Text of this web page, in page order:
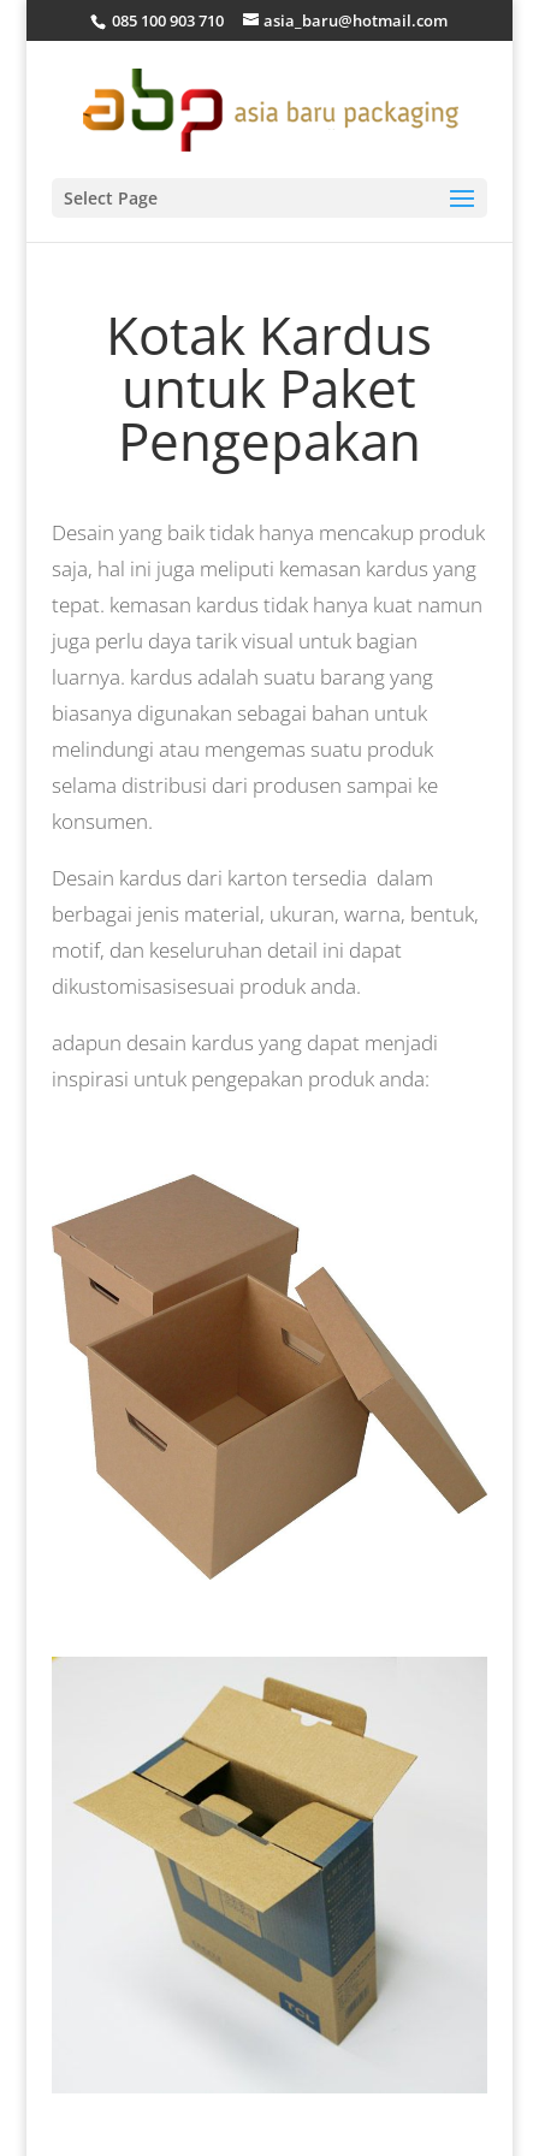
085 100 903 710 asia_baru@hotmail.com
Select Page
Kotak Kardus
untuk Paket
Pengepakan
Desain yang baik tidak hanya mencakup produk
saja, hal ini juga meliputi kemasan kardus yang
tepat. kemasan kardus tidak hanya kuat namun
juga perlu daya tarik visual untuk bagian
luarnya. kardus adalah suatu barang yang
biasanya digunakan sebagai bahan untuk
melindungi atau mengemas suatu produk
selama distribusi dari produsen sampai ke
konsumen.
Desain kardus dari karton tersedia dalam
berbagai jenis material, ukuran, warna, bentuk,
motif, dan keseluruhan detail ini dapat
dikustomisasisesuai produk anda.
adapun desain kardus yang dapat menjadi
inspirasi untuk pengepakan produk anda: